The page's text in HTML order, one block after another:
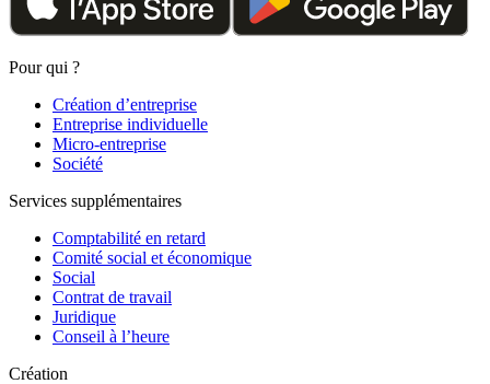
Pour qui ?
Création d’entreprise
Entreprise individuelle
Micro-entreprise
Société
Services supplémentaires
Comptabilité en retard
Comité social et économique
Social
Contrat de travail
Juridique
Conseil à l’heure
Création